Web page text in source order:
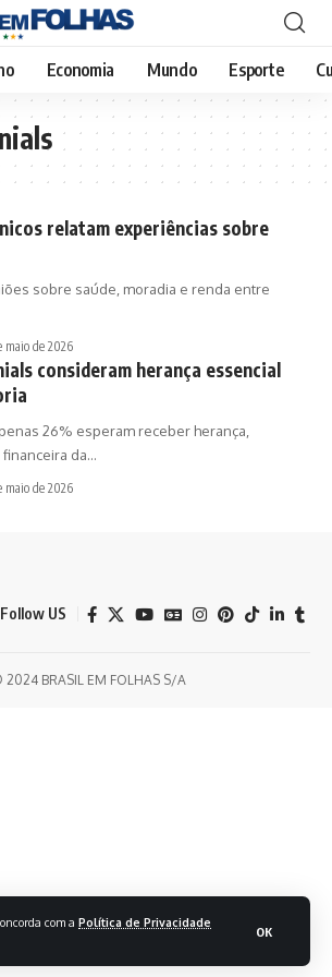
com a Política de Privacidade
OK
Economia Mundo Esporte
relatam experiências sobre
sobre saúde, moradia e renda entre
maio de 2026
consideram herança essencial
26% esperam receber herança,
da…
maio de 2026
Follow US
2024 BRASIL EM FOLHAS S/A